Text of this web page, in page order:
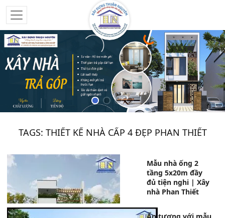
TAGS: THIẾT KẾ NHÀ CẤP 4 ĐẸP PHAN THIẾT
Mẫu nhà ống 2
tầng 5x20m đầy
đủ tiện nghi | Xây
nhà Phan Thiết